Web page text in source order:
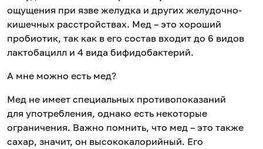
ощущения при язве желудка и других желудочно-
кишечных расстройствах. Мед – это хороший
пробиотик, так как в его состав входит до 6 видов
лактобацилл и 4 вида бифидобактерий.
А мне можно есть мед?
Мед не имеет специальных противопоказаний
для употребления, однако есть некоторые
ограничения. Важно помнить, что мед – это также
сахар, значит, он высококалорийный. Его